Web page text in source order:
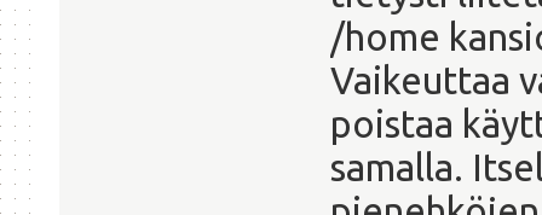
/home
Vaikeuttaa
poistaa
samalla.